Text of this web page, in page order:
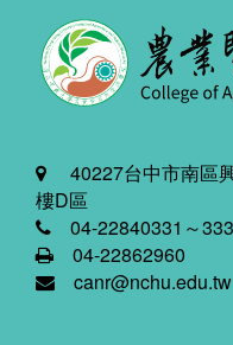
40227台中市南區
樓D區
04-22840331～333
04-22862960
canr@nchu.edu.tw